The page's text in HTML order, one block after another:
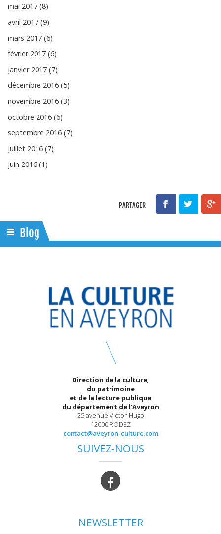
mai 2017 (8)
avril 2017 (9)
mars 2017 (6)
février 2017 (6)
janvier 2017 (7)
décembre 2016 (5)
novembre 2016 (3)
octobre 2016 (6)
septembre 2016 (7)
juillet 2016 (7)
juin 2016 (1)
PARTAGER
Blog
Direction de la culture,
du patrimoine
et de la lecture publique
du département de l’Aveyron
25 avenue Victor-Hugo
12000 RODEZ
contact@aveyron-culture.com
SUIVEZ-NOUS
NEWSLETTER